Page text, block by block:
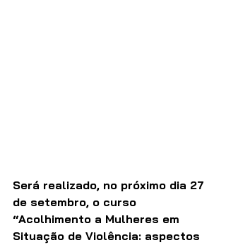
Será realizado, no próximo dia 27
de setembro, o curso
“Acolhimento a Mulheres em
Situação de Violência: aspectos